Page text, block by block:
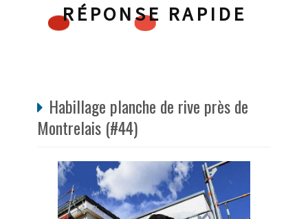
RÉPONSE RAPIDE
Habillage planche de rive près de
Montrelais (#44)